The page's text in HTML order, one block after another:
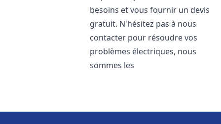
besoins et vous fournir un devis
gratuit. N'hésitez pas à nous
contacter pour résoudre vos
problèmes électriques, nous
sommes les